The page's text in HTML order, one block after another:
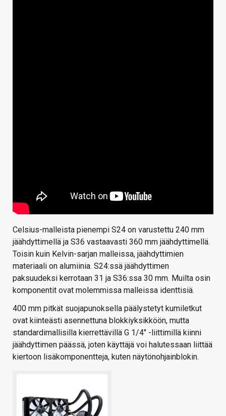
Celsius-malleista pienempi S24 on varustettu 240 mm
jäähdyttimellä ja S36 vastaavasti 360 mm jäähdyttimellä.
Toisin kuin Kelvin-sarjan malleissa, jäähdyttimien
materiaali on alumiinia. S24:ssä jäähdyttimen
paksuudeksi kerrotaan 31 ja S36:ssa 30 mm. Muilta osin
komponentit ovat molemmissa malleissa identtisiä.
400 mm pitkät suojapunoksella päälystetyt kumiletkut
ovat kiinteästi asennettuna blokkiyksikköön, mutta
standardimallisilla kierrettävillä G 1/4″ -liittimillä kiinni
jäähdyttimen päässä, joten käyttäjä voi halutessaan liittää
kiertoon lisäkomponentteja, kuten näytönohjainblokin.